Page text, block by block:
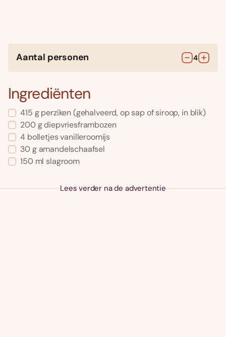
Aantal personen 4
Ingrediënten
415 g perziken(gehalveerd, op sap of siroop, in blik)
200 gdiepvriesframbozen
4 bolletjesvanilleroomijs
30 g amandelschaafsel
150 ml slagroom
Lees verder na de advertentie